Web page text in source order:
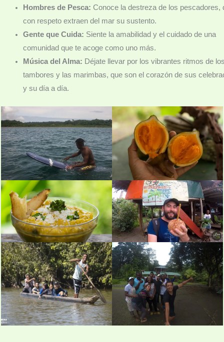
Hombres de Pesca: Conoce la destreza de los pescadores,
con respeto extraen del mar su sustento.
Gente que Cuida: Siente la amabilidad y el cuidado de una
comunidad que te acoge como uno más.
Música del Alma: Déjate llevar por los vibrantes ritmos de
tambores y las marimbas, que son el corazón de sus
y su día a día.